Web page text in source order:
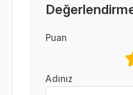
Puan
Adınız